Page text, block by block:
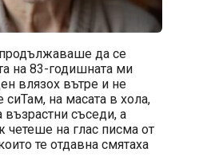
да се
на 83-годишната ми
влязох вътре и не
сиТам, на масата в хола,
съседи, а
четеше на глас писма от
те отдавна смятаха